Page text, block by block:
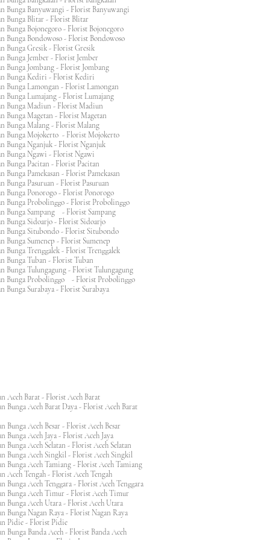
Bunga Banyuwangi - Florist Banyuwangi
Bunga Blitar - Florist Blitar
Bunga Bojonegoro - Florist Bojonegoro
Bunga Bondowoso - Florist Bondowoso
Bunga Gresik - Florist Gresik
Bunga Jember - Florist Jember
Bunga Jombang - Florist Jombang
Bunga Kediri - Florist Kediri
Bunga Lamongan - Florist Lamongan
Bunga Lumajang - Florist Lumajang
Bunga Madiun - Florist Madiun
Bunga Magetan - Florist Magetan
Bunga Malang - Florist Malang
Bunga Mojokerto - Florist Mojokerto
Bunga Nganjuk - Florist Nganjuk
Bunga Ngawi - Florist Ngawi
Bunga Pacitan - Florist Pacitan
Bunga Pamekasan - Florist Pamekasan
Bunga Pasuruan - Florist Pasuruan
Bunga Ponorogo - Florist Ponorogo
Bunga Probolinggo - Florist Probolinggo
Bunga Sampang - Florist Sampang
Bunga Sidoarjo - Florist Sidoarjo
Bunga Situbondo - Florist Situbondo
Bunga Sumenep - Florist Sumenep
Bunga Trenggalek - Florist Trenggalek
Bunga Tuban - Florist Tuban
Bunga Tulungagung - Florist Tulungagung
Bunga Probolinggo - Florist Probolinggo
Bunga Surabaya - Florist Surabaya
Aceh Barat - Florist Aceh Barat
Bunga Aceh Barat Daya - Florist Aceh Barat
Bunga Aceh Besar - Florist Aceh Besar
Bunga Aceh Jaya - Florist Aceh Jaya
Bunga Aceh Selatan - Florist Aceh Selatan
Bunga Aceh Singkil - Florist Aceh Singkil
Bunga Aceh Tamiang - Florist Aceh Tamiang
Aceh Tengah - Florist Aceh Tengah
Bunga Aceh Tenggara - Florist Aceh Tenggara
Bunga Aceh Timur - Florist Aceh Timur
Bunga Aceh Utara - Florist Aceh Utara
Bunga Nagan Raya - Florist Nagan Raya
Pidie - Florist Pidie
Bunga Banda Aceh - Florist Banda Aceh